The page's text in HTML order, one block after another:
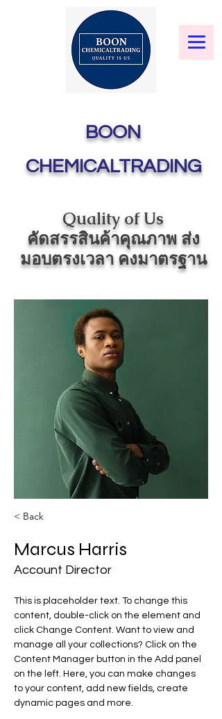
BOON
CHEMICALTRADING
Quality of Us
คัดสรรสินค้าคุณภาพ ส่ง
มอบตรงเวลา คงมาตรฐาน
< Back
Marcus Harris
Account Director
This is placeholder text. To change this
content, double-click on the element and
click Change Content. Want to view and
manage all your collections? Click on the
Content Manager button in the Add panel
on the left. Here, you can make changes
to your content, add new fields, create
dynamic pages and more.